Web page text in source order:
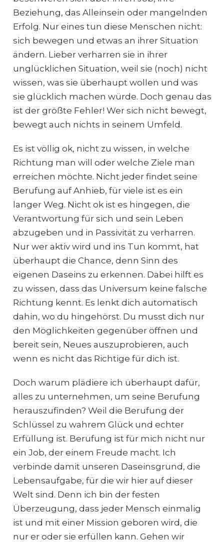
Beziehung, das Alleinsein oder mangelnden
Erfolg. Nur eines tun diese Menschen nicht:
sich bewegen und etwas an ihrer Situation
ändern. Lieber verharren sie in ihrer
unglücklichen Situation, weil sie (noch) nicht
wissen, was sie überhaupt wollen und was
sie glücklich machen würde. Doch genau das
ist der größte Fehler! Wer sich nicht bewegt,
bewegt auch nichts in seinem Umfeld.
Es ist völlig ok, nicht zu wissen, in welche
Richtung man will oder welche Ziele man
erreichen möchte. Nicht jeder findet seine
Berufung auf Anhieb, für viele ist es ein
langer Weg. Nicht ok ist es hingegen, die
Verantwortung für sich und sein Leben
abzugeben und in Passivität zu verharren.
Nur wer aktiv wird und ins Tun kommt, hat
überhaupt die Chance, denn Sinn des
eigenen Daseins zu erkennen. Dabei hilft es
zu wissen, dass das Universum keine falsche
Richtung kennt. Es lenkt dich automatisch
dahin, wo du hingehörst. Du musst dich nur
den Möglichkeiten gegenüber öffnen und
bereit sein, Neues auszuprobieren, auch
wenn es nicht das Richtige für dich ist.
Doch warum plädiere ich überhaupt dafür,
alles zu unternehmen, um seine Berufung
herauszufinden? Weil die Berufung der
Schlüssel zu wahrem Glück und echter
Erfüllung ist. Berufung ist für mich nicht nur
ein Job, der einem Freude macht. Ich
verbinde damit unseren Daseinsgrund, die
Lebensaufgabe, für die wir hier auf dieser
Welt sind. Denn ich bin der festen
Überzeugung, dass jeder Mensch einmalig
ist und mit einer Mission geboren wird, die
nur er oder sie erfüllen kann. Gehen wir